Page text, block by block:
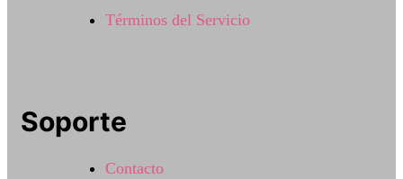
Términos del Servicio
Soporte
Contacto